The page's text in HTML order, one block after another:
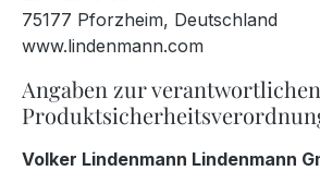
75177 Pforzheim, Deutschland
www.lindenmann.com
Angaben zur
Volker Lindenmann Lindenmann